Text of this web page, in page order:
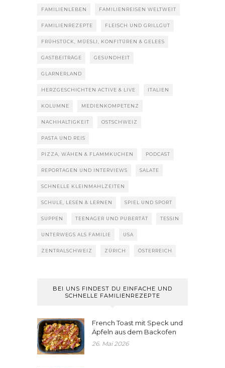
FAMILIENLEBEN FAMILIENREISEN WELTWEIT
FAMILIENREZEPTE FLEISCH UND GRILLGUT
FRÜHSTÜCK, MÜESLI, KONFITÜREN & GELEES
GASTBEITRÄGE GESUNDHEIT
GLARNERLAND
HERZGESCHICHTEN ACTIVE & LIVE ITALIEN
KOLUMNE MEDIENKOMPETENZ
NACHHALTIGKEIT OSTSCHWEIZ
PASTA UND REIS
PIZZA, WÄHEN & FLAMMKUCHEN PODCAST
REPORTAGEN UND INTERVIEWS SALATE
SCHNELLE KLEINMAHLZEITEN
SCHULE, LESEN & LERNEN SPIEL UND SPORT
SUPPEN TEENAGER UND PUBERTÄT TESSIN
UNTERWEGS ALS FAMILIE USA
ZENTRALSCHWEIZ ZÜRICH ÖSTERREICH
BEI UNS FINDEST DU EINFACHE UND
SCHNELLE FAMILIENREZEPTE
French Toast mit Speck und
Äpfeln aus dem Backofen
26. Mai 2026